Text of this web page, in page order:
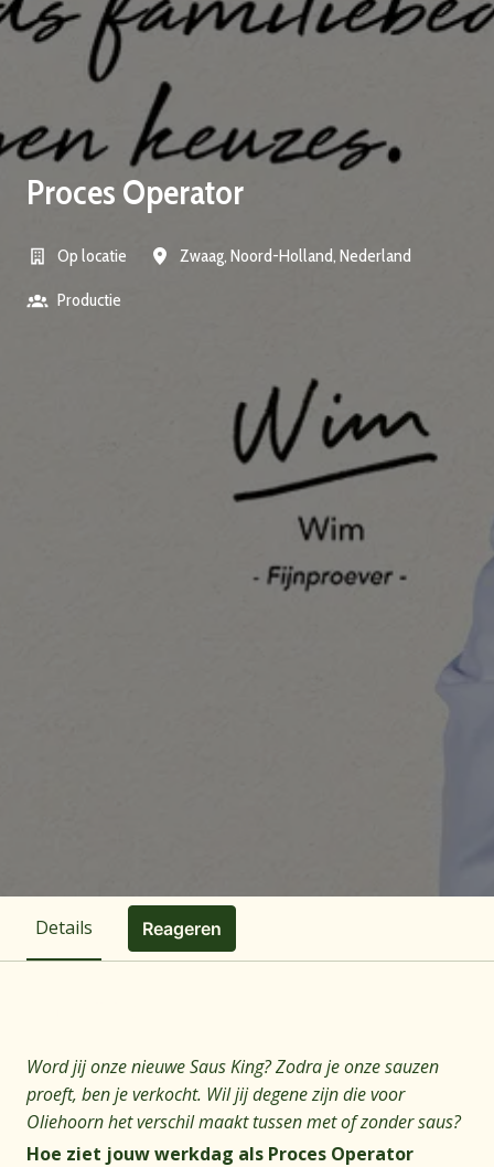
Proces Operator
Op locatie Zwaag, Noord-Holland, Nederland
Productie
Details Reageren
Word jij onze nieuwe Saus King? Zodra je onze sauzen
proeft, ben je verkocht. Wil jij degene zijn die voor
Oliehoorn het verschil maakt tussen met of zonder saus?
Hoe ziet jouw werkdag als Proces Operator